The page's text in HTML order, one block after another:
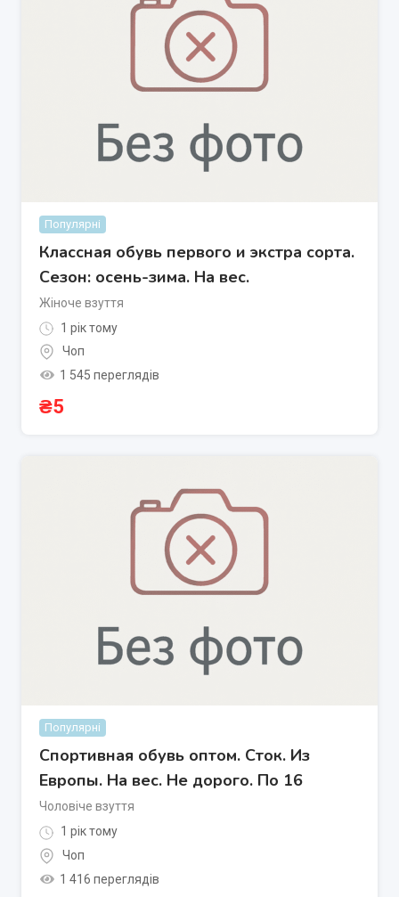
Популярні
Классная обувь первого и экстра сорта.
Сезон: осень-зима. На вес.
Жіноче взуття
1 рік тому
Чоп
1 545 переглядів
₴5
Популярні
Спортивная обувь оптом. Сток. Из
Европы. На вес. Не дорого. По 16
Чоловіче взуття
1 рік тому
Чоп
1 416 переглядів